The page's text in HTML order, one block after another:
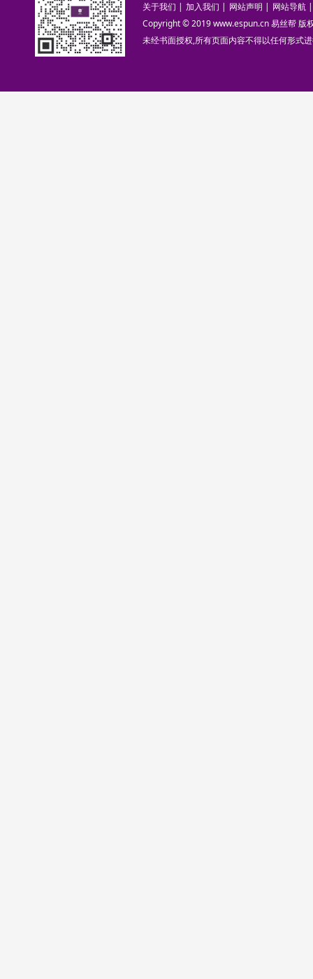
关于我们 | 加入我们 | 网站声明 | 网站导航 |
Copyright © 2019 www.espun.cn 易丝帮 版
未经书面授权,所有页面内容不得以任何形式